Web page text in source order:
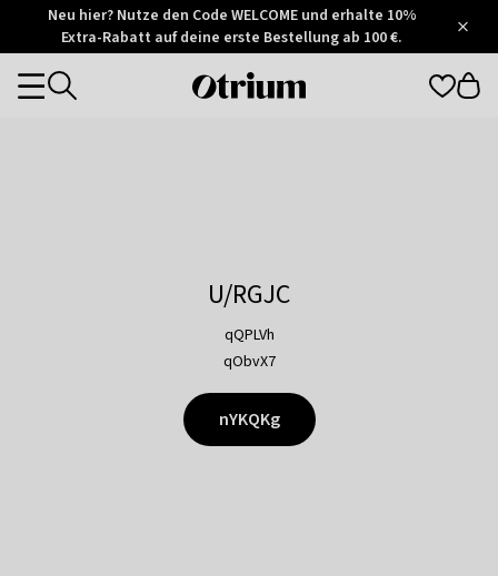
Otrium
Trustpilot
Neu hier? Nutze den Code WELCOME und erhalte 10%
Extra-Rabatt auf deine erste Bestellung ab 100 €.
Otrium
Categories
U/RGJC
qQPLVh
qObvX7
nYKQKg